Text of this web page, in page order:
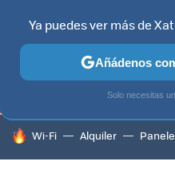
TELEVISORES
HOY SE HABLA DE
Wi-Fi Alquiler
Ya puedes ver más de
Añádenos
Solo necesitas